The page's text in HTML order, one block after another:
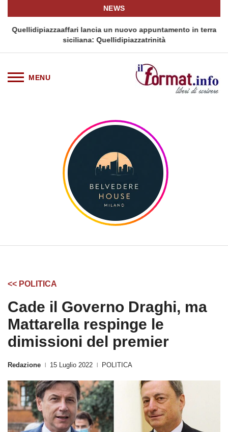
NEWS
Quellidipiazzaaffari lancia un nuovo appuntamento in terra
siciliana: Quellidipiazzatrinità
<< POLITICA
Cade il Governo Draghi, ma
Mattarella respinge le
dimissioni del premier
Redazione 15 Luglio 2022 POLITICA